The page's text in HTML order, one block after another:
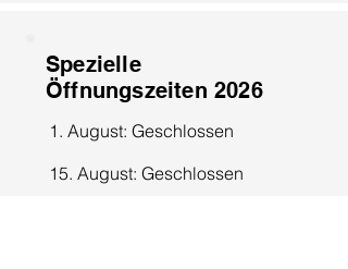
Spezielle
Öffnungszeiten 2026
1. August: Geschlossen
15. August: Geschlossen